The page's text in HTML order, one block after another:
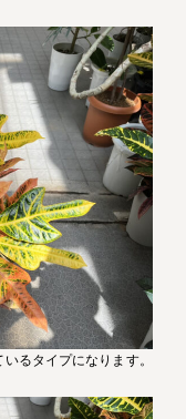
るタイプになります。